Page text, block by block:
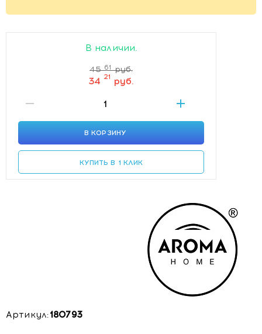
В наличии.
45 61 руб.
34 21 руб.
В КОРЗИНУ
КУПИТЬ В 1 КЛИК
Артикул:180793